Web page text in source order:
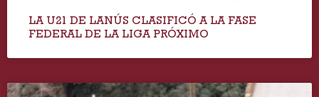
LA U21 DE LANÚS CLASIFICÓ A LA FASE
FEDERAL DE LA LIGA PRÓXIMO